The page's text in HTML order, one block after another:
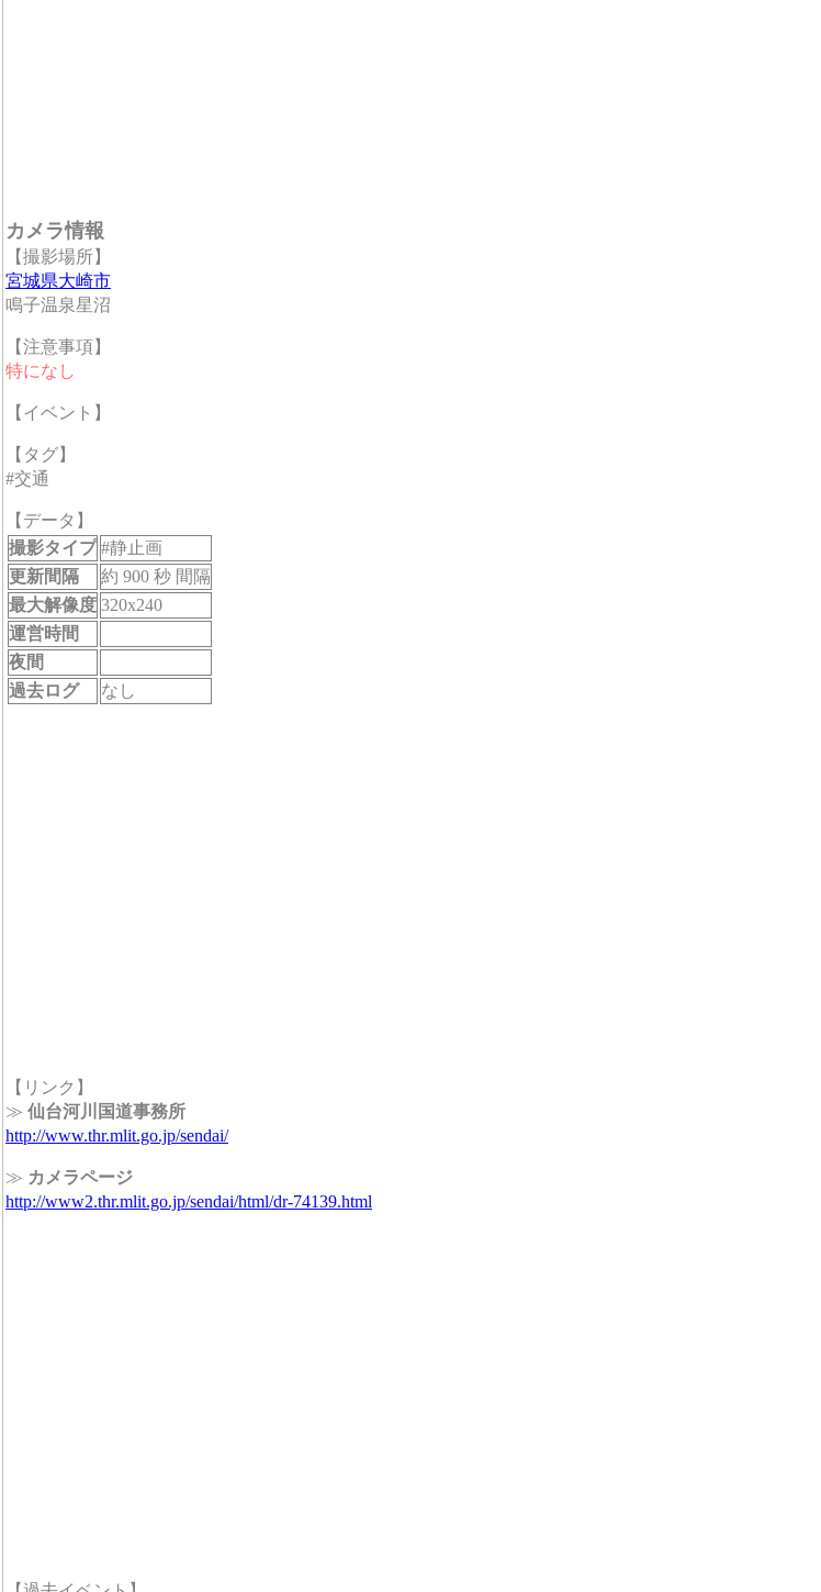
カメラ情報
【撮影場所】
宮城県大崎市
鳴子温泉星沼
【注意事項】
特になし
【イベント】
【タグ】
#交通
【データ】
撮影タイプ #静止画
更新間隔
約 900 秒 間隔
最大解像度 320x240
運営時間
夜間
過去ログ
なし
【リンク】
≫ 仙台河川国道事務所
http://www.thr.mlit.go.jp/sendai/
≫ カメラページ
http://www2.thr.mlit.go.jp/sendai/html/dr-74139.html